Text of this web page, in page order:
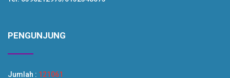
Tel: 0390212973/0132348073
PENGUNJUNG